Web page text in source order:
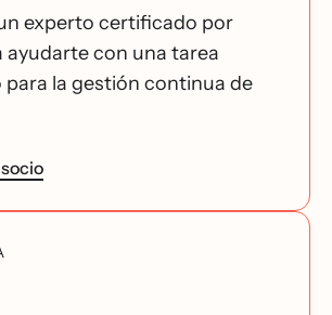
experto certificado por
ayudarte con una tarea
para la gestión continua de